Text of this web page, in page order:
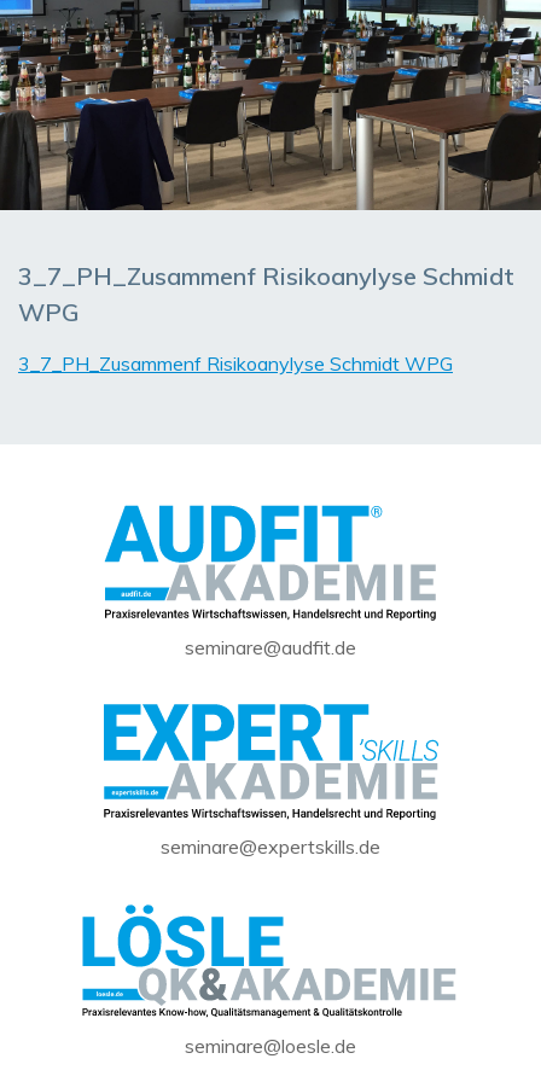
3_7_PH_Zusammenf Risikoanylyse Schmidt
WPG
3_7_PH_Zusammenf Risikoanylyse Schmidt WPG
seminare@audfit.de
seminare@expertskills.de
seminare@loesle.de